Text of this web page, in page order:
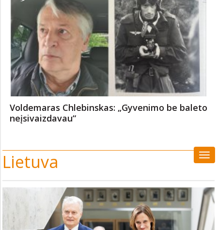
Krosnininkystės amatas vis dar reikalingas
Eduardas Kaniava: „Sėkmingo gyvenimo
recepto niekada neturėjau“